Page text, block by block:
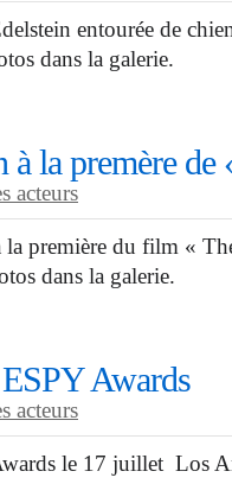
entourée de
dans la galerie.
la premère
acteurs
la première du film «
dans la galerie.
Awards
acteurs
le 17 juillet Los